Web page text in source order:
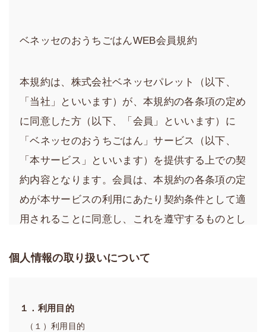
ベネッセのおうちごはんWEB会員規約
本規約は、株式会社ベネッセパレット（以下、
「当社」といいます）が、本規約の各条項の定め
に同意した方（以下、「会員」といいます）に
「ベネッセのおうちごはん」サービス（以下、
「本サービス」といいます）を提供する上での契
約内容となります。会員は、本規約の各条項の定
めが本サービスの利用にあたり契約条件として適
用されることに同意し、これを遵守するものとし
1．当社は、会員に、当社が運営する本サービスのウェブ
サイト（以下、「当サイト」といいます）で本サービス
個人情報の取り扱いについて
１．利用目的
（１）利用目的